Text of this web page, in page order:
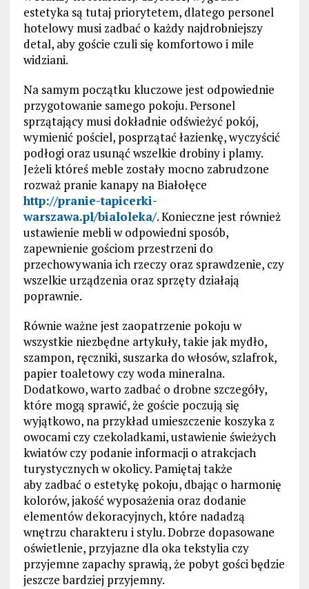
estetyka są tutaj priorytetem, dlatego personel
hotelowy musi zadbać o każdy najdrobniejszy
detal, aby goście czuli się komfortowo i mile
widziani.
Na samym początku kluczowe jest odpowiednie
przygotowanie samego pokoju. Personel
sprzątający musi dokładnie odświeżyć pokój,
wymienić pościel, posprzątać łazienkę, wyczyścić
podłogi oraz usunąć wszelkie drobiny i plamy.
Jeżeli któreś meble zostały mocno zabrudzone
rozważ pranie kanapy na Białołęce
http://pranie-tapicerki-
warszawa.pl/bialoleka/. Konieczne jest również
ustawienie mebli w odpowiedni sposób,
zapewnienie gościom przestrzeni do
przechowywania ich rzeczy oraz sprawdzenie, czy
wszelkie urządzenia oraz sprzęty działają
poprawnie.
Równie ważne jest zaopatrzenie pokoju w
wszystkie niezbędne artykuły, takie jak mydło,
szampon, ręczniki, suszarka do włosów, szlafrok,
papier toaletowy czy woda mineralna.
Dodatkowo, warto zadbać o drobne szczegóły,
które mogą sprawić, że goście poczują się
wyjątkowo, na przykład umieszczenie koszyka z
owocami czy czekoladkami, ustawienie świeżych
kwiatów czy podanie informacji o atrakcjach
turystycznych w okolicy. Pamiętaj także
aby zadbać o estetykę pokoju, dbając o harmonię
kolorów, jakość wyposażenia oraz dodanie
elementów dekoracyjnych, które nadadzą
wnętrzu charakteru i stylu. Dobrze dopasowane
oświetlenie, przyjazne dla oka tekstylia czy
przyjemne zapachy sprawią, że pobyt gości będzie
jeszcze bardziej przyjemny.